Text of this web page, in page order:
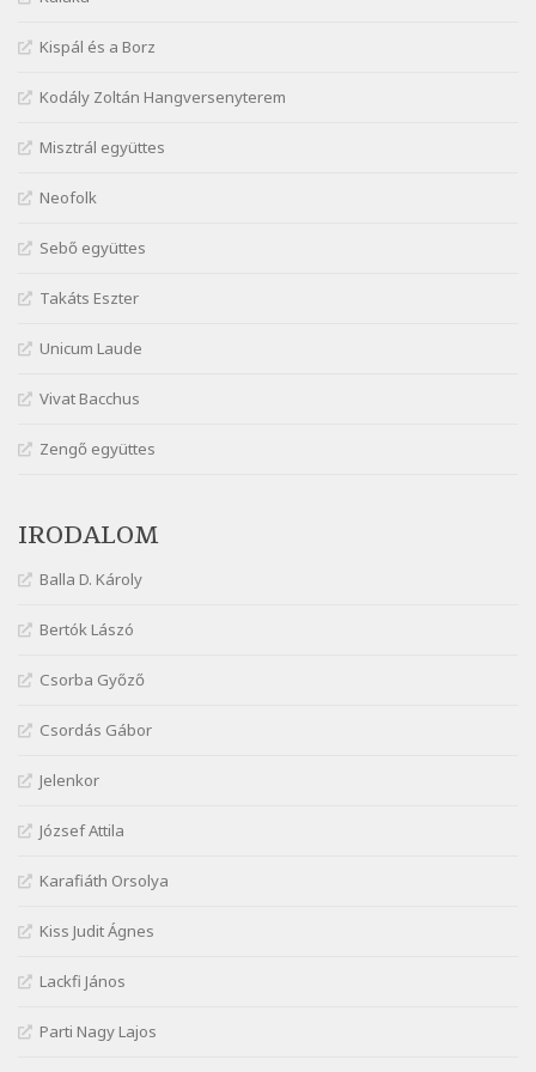
Márai Sándor: Ámen
Szélkiáltó
Márai Sándor: Dalocska
Márai Sándor: Együgyű vers gyorsvonatban
Márai Sándor: Ez a kávéház
Szélkiáltó
Szélkiáltó
Márai Sándor: Hol vagyok?
Szélkiáltó
Márai Sándor: Ujjgyakorlat 8
Márai Sándor: Zsoltár
Mária Sándor: Hallgatás
Szélkiáltó
Szélkiáltó
Nagy Bandó András: Bagon át
Szélkiáltó
Nagy Bandó András: Botos tánc
Nagy Bandó András: Egérút
Szélkiáltó
Szélkiáltó
Kispál és a Borz
Kodály Zoltán Hangversenyterem
Misztrál együttes
Neofolk
Sebő együttes
Takáts Eszter
Unicum Laude
Vivat Bacchus
Zengő együttes
IRODALOM
Balla D. Károly
Bertók Lászó
Csorba Győző
Csordás Gábor
Jelenkor
József Attila
Karafiáth Orsolya
Kiss Judit Ágnes
Lackfi János
Parti Nagy Lajos